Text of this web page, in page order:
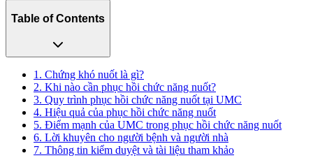
Table of Contents
1. Chứng khó nuốt là gì?
2. Khi nào cần phục hồi chức năng nuốt?
3. Quy trình phục hồi chức năng nuốt tại UMC
4. Hiệu quả của phục hồi chức năng nuốt
5. Điểm mạnh của UMC trong phục hồi chức năng nuốt
6. Lời khuyên cho người bệnh và người nhà
7. Thông tin kiểm duyệt và tài liệu tham khảo